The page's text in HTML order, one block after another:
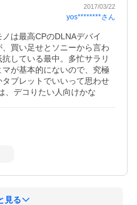
2017/03/22
yos********さん
は最高CPのDLNAデバイ
買い足せとソニーから言わ
している最中。多忙サラリ
が基本的にないので、究極
ブレットでいいって思わせ
、デコりたい人向けかな
見る